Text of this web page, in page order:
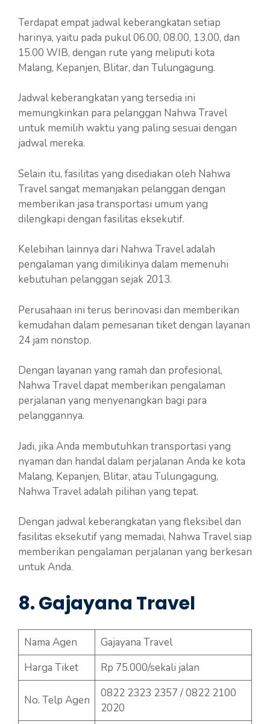
Terdapat empat jadwal keberangkatan setiap
harinya, yaitu pada pukul 06.00, 08.00, 13.00, dan
15.00 WIB, dengan rute yang meliputi kota
Malang, Kepanjen, Blitar, dan Tulungagung.
Jadwal keberangkatan yang tersedia ini
memungkinkan para pelanggan Nahwa Travel
untuk memilih waktu yang paling sesuai dengan
jadwal mereka.
Selain itu, fasilitas yang disediakan oleh Nahwa
Travel sangat memanjakan pelanggan dengan
memberikan jasa transportasi umum yang
dilengkapi dengan fasilitas eksekutif.
Kelebihan lainnya dari Nahwa Travel adalah
pengalaman yang dimilikinya dalam memenuhi
kebutuhan pelanggan sejak 2013.
Perusahaan ini terus berinovasi dan memberikan
kemudahan dalam pemesanan tiket dengan layanan
24 jam nonstop.
Dengan layanan yang ramah dan profesional,
Nahwa Travel dapat memberikan pengalaman
perjalanan yang menyenangkan bagi para
pelanggannya.
Jadi, jika Anda membutuhkan transportasi yang
nyaman dan handal dalam perjalanan Anda ke kota
Malang, Kepanjen, Blitar, atau Tulungagung,
Nahwa Travel adalah pilihan yang tepat.
Dengan jadwal keberangkatan yang fleksibel dan
fasilitas eksekutif yang memadai, Nahwa Travel siap
memberikan pengalaman perjalanan yang berkesan
untuk Anda.
8. Gajayana Travel
Nama Agen
Gajayana Travel
Harga Tiket
Rp 75.000/sekali jalan
No. Telp Agen
0822 2323 2357 / 0822 2100
2020